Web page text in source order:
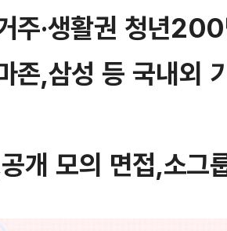
주·생활권 청년
존,삼성 등 국내외
개 모의 면접,소그